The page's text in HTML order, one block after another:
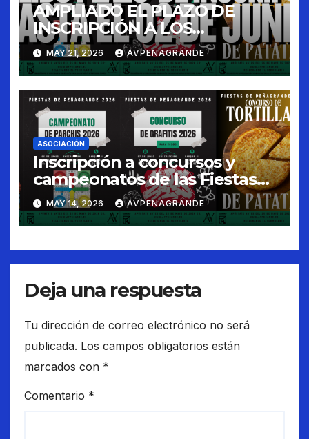
AMPLIADO EL PLAZO DE
INSCRIPCIÓN A LOS
CONCURSOS FIESTAS 2026
MAY 21, 2026 AVPENAGRANDE
ASOCIACIÓN
Inscripción a concursos y
campeonatos de las Fiestas
de Peñagrande 2026
MAY 14, 2026 AVPENAGRANDE
Deja una respuesta
Tu dirección de correo electrónico no será
publicada. Los campos obligatorios están
marcados con *
Comentario *